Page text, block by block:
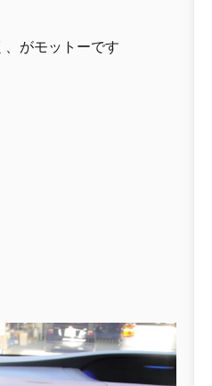
、がモットーです